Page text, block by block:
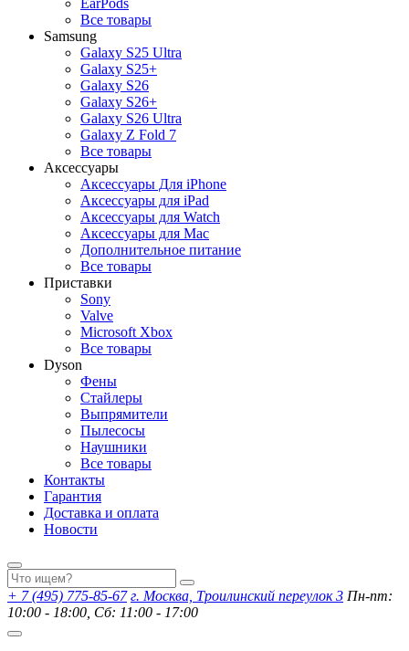
EarPods
Все товары
Samsung
Galaxy S25 Ultra
Galaxy S25+
Galaxy S26
Galaxy S26+
Galaxy S26 Ultra
Galaxy Z Fold 7
Все товары
Аксессуары
Аксессуары Для iPhone
Аксессуары для iPad
Аксессуары для Watch
Аксессуары для Mac
Дополнительное питание
Все товары
Приставки
Sony
Valve
Microsoft Xbox
Все товары
Dyson
Фены
Стайлеры
Выпрямители
Пылесосы
Наушники
Все товары
Контакты
Гарантия
Доставка и оплата
Новости
+ 7 (495) 775-85-67 г. Москва, Троилинский переулок 3 Пн-пт:
10:00 - 18:00, Сб: 11:00 - 17:00